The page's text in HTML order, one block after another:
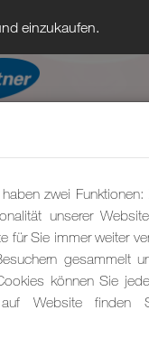
einzukaufen.
zwei
unserer
für Sie immer weiter
gesammelt
können Sie
Website finden